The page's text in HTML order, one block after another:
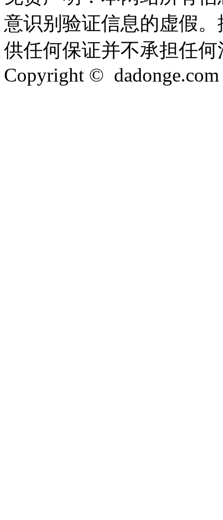
意识别验证信息的虚假
供任何保证并不承担任
Copyright ©